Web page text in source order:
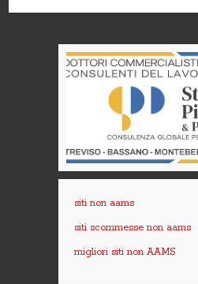
siti non aams
siti scommesse non aams
migliori siti non AAMS